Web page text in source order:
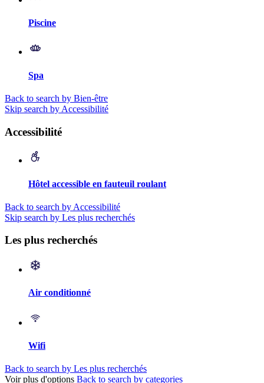
Piscine
Spa
Back to search by Bien-être
Skip search by Accessibilité
Accessibilité
Hôtel accessible en fauteuil roulant
Back to search by Accessibilité
Skip search by Les plus recherchés
Les plus recherchés
Air conditionné
Wifi
Back to search by Les plus recherchés
Voir plus d'options Back to search by categories